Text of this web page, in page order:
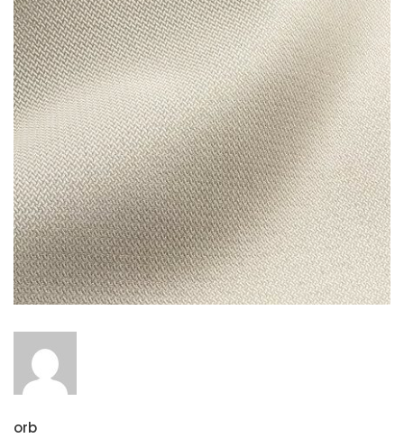
orb